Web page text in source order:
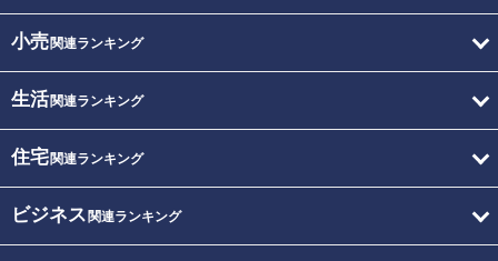
小売関連ランキング
生活関連ランキング
住宅関連ランキング
ビジネス 関連ランキング